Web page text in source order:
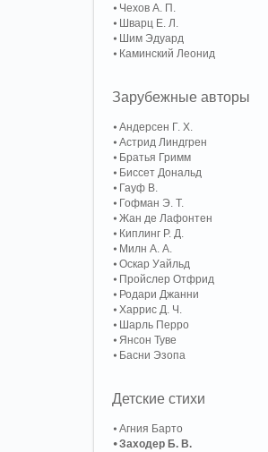
Чехов А. П.
Шварц Е. Л.
Шим Эдуард
Каминский Леонид
Зарубежные авторы
Андерсен Г. Х.
Астрид Линдгрен
Братья Гримм
Биссет Дональд
Гауф В.
Гофман Э. Т.
Жан де Лафонтен
Киплинг Р. Д.
Милн А. А.
Оскар Уайльд
Пройслер Отфрид
Родари Джанни
Харрис Д. Ч.
Шарль Перро
Янсон Туве
Басни Эзопа
Детские стихи
Агния Барто
Заходер Б. В.